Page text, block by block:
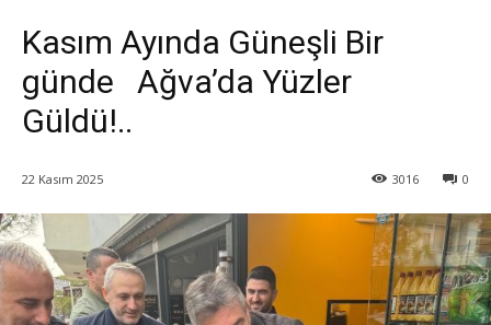
Kasım Ayında Güneşli Bir
günde Ağva’da Yüzler
Güldü!..
22 Kasım 2025 0
3016